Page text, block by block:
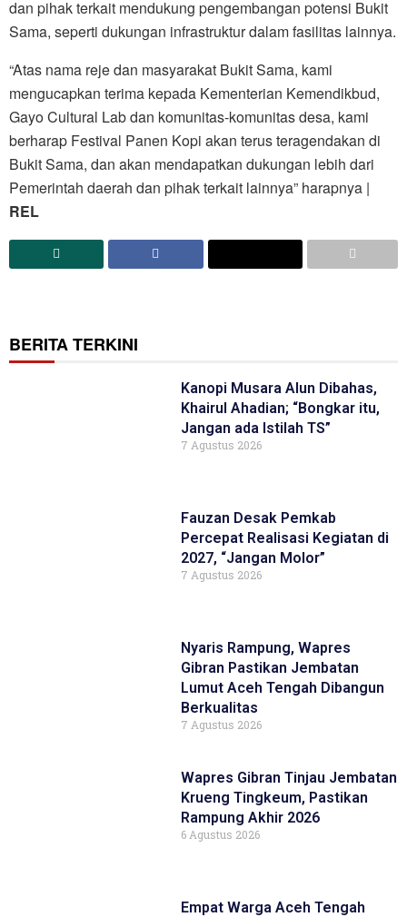
dan pihak terkait mendukung pengembangan potensi Bukit
Sama, seperti dukungan infrastruktur dalam fasilitas lainnya.
“Atas nama reje dan masyarakat Bukit Sama, kami
mengucapkan terima kepada Kementerian Kemendikbud,
Gayo Cultural Lab dan komunitas-komunitas desa, kami
berharap Festival Panen Kopi akan terus teragendakan di
Bukit Sama, dan akan mendapatkan dukungan lebih dari
Pemerintah daerah dan pihak terkait lainnya” harapnya |
REL
BERITA TERKINI
Kanopi Musara Alun Dibahas,
Khairul Ahadian; “Bongkar itu,
Jangan ada Istilah TS”
7 Agustus 2026
Fauzan Desak Pemkab
Percepat Realisasi Kegiatan di
2027, “Jangan Molor”
7 Agustus 2026
Nyaris Rampung, Wapres
Gibran Pastikan Jembatan
Lumut Aceh Tengah Dibangun
Berkualitas
7 Agustus 2026
Wapres Gibran Tinjau Jembatan
Krueng Tingkeum, Pastikan
Rampung Akhir 2026
6 Agustus 2026
Empat Warga Aceh Tengah